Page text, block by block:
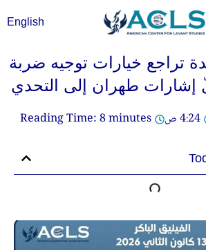
English
تراجع خيارات توجيه ضربة
إشارات طهران إلى التحدي
4:24 ص Reading Time:8minutes